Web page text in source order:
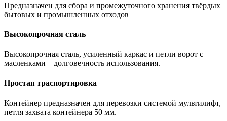
Предназначен для сбора и промежуточного хранения твёрдых
бытовых и промышленных отходов
Высокопрочная сталь
Высокопрочная сталь, усиленный каркас и петли ворот с
масленками – долговечность использования.
Простая траспортировка
Контейнер предназначен для перевозки системой мультилифт,
петля захвата контейнера 50 мм.